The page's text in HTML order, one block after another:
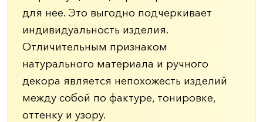
для нее. Это выгодно подчеркивает
индивидуальность изделия.
Отличительным признаком
натурального материала и ручного
декора является непохожесть изделий
между собой по фактуре, тонировке,
оттенку и узору.